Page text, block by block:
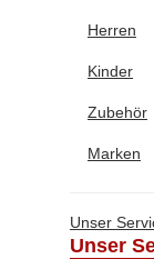
Herren
Kinder
Zubehör
Marken
Unser
Unser